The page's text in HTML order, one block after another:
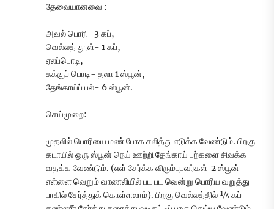
தேவையானவை :
அவல் பொரி- 3 கப்,
வெல்லத் தூள்- 1 கப்,
ஏலப்பொடி,
சுக்குப் பொடி- தலா 1 ஸ்பூன்,
தேங்காய்ப் பல்- 6 ஸ்பூன்.
செய்முறை:
முதலில் பொரியை மண் போக சலித்து எடுக்க வேண்டும். பிறகு
கடாயில் ஒரு ஸ்பூன் நெய் ஊற்றி தேங்காய் பற்களை சிவக்க
வதக்க வேண்டும். (எள் சேர்க்க விரும்புபவர்கள் 2 ஸ்பூன்
எள்ளை வெறும் வாணலியில் பட பட வென்று பொரிய வறுத்து
பாகில் சேர்த்துக் கொள்ளலாம்). பிறகு வெல்லத்தில் ¼ கப்